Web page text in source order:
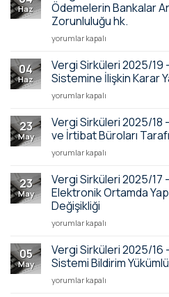
–
01/07/2025
Tarihi
İtibariyle
Ortamda
Tutulacak
Defterler
Hk.
Haz
Ödemelerin Bankalar
Zorunluluğu hk.
Vergi Sirküleri
–
Ücret,
Prim
ve
Ödemelerin
Bankalar
Yapılması
hk.
için
yorumlar kapalı
04
Haz
Vergi Sirküleri 2025/19
Sistemine İlişkin Karar
Vergi Sirküleri 2025/19
Yeni
Yatırım
Teşvik
Sistemine
Karar
Yayımlandı
için
yorumlar kapalı
23
May
Vergi Sirküleri 2025/18
ve İrtibat Büroları
Vergi
2025/18
–
Yabancı
Sermayeli
Şirket
İrtibat
Büroları
Tarafından
Yapılacak
yorumlar kapalı
23
May
Vergi Sirküleri 2025/17
Elektronik Ortamda
Değişikliği
Vergi Sirküleri
–
Vergi İncelemelerinin
Elektronik
Ortamda
yorumlar kapalı
05
May
Vergi Sirküleri 2025/16
Sistemi Bildirim
Vergi Sirküleri 2025/16
yorumlar kapalı